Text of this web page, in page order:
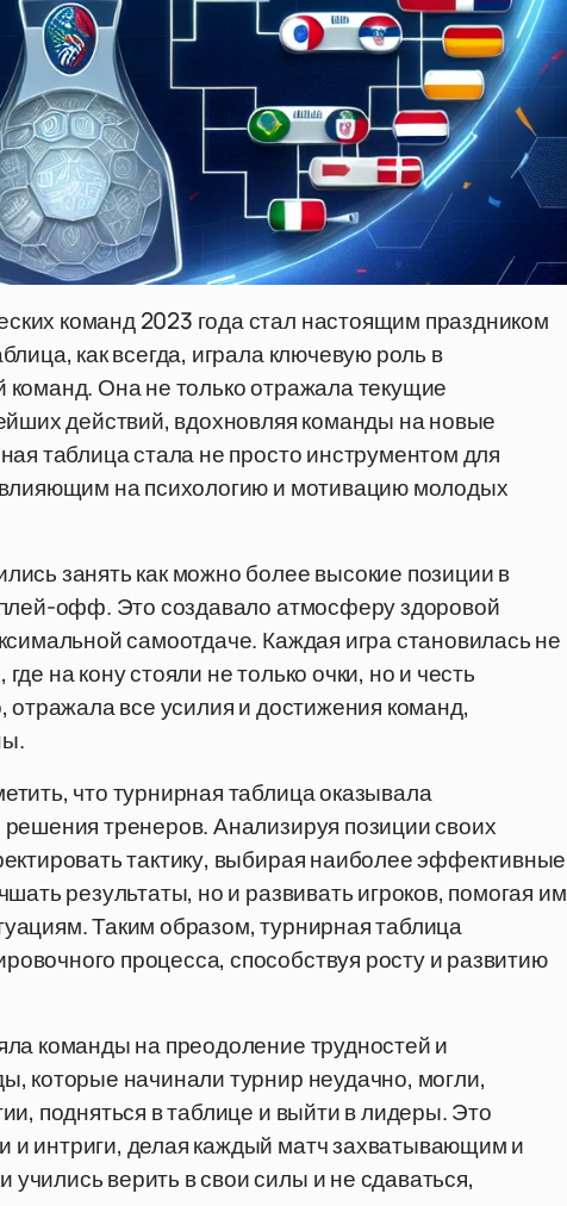
команд 2023 года стал настоящим праздником
как всегда, играла ключевую роль в
Она не только отражала текущие
действий, вдохновляя команды на новые
таблица стала не просто инструментом для
на психологию и мотивацию молодых
занять как можно более высокие позиции в
офф. Это создавало атмосферу здоровой
самоотдаче. Каждая игра становилась не
на кону стояли не только очки, но и честь
все усилия и достижения команд,
что турнирная таблица оказывала
тренеров. Анализируя позиции своих
тактику, выбирая наиболее эффективные
результаты, но и развивать игроков, помогая им
Таким образом, турнирная таблица
процесса, способствуя росту и развитию
команды на преодоление трудностей и
которые начинали турнир неудачно, могли,
подняться в таблице и выйти в лидеры. Это
и интриги, делая каждый матч захватывающим и
верить в свои силы и не сдаваться,